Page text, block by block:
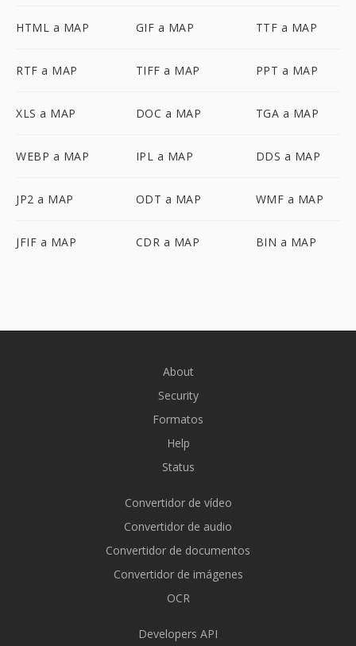
HTML a MAP GIF a MAP TTF a MAP
RTF a MAP TIFF a MAP PPT a MAP
XLS a MAP DOC a MAP TGA a MAP
WEBP a MAP IPL a MAP DDS a MAP
JP2 a MAP ODT a MAP WMF a MAP
JFIF a MAP CDR a MAP BIN a MAP
About
Security
Formatos
Help
Status
Convertidor de vídeo
Convertidor de audio
Convertidor de documentos
Convertidor de imágenes
OCR
Developers API